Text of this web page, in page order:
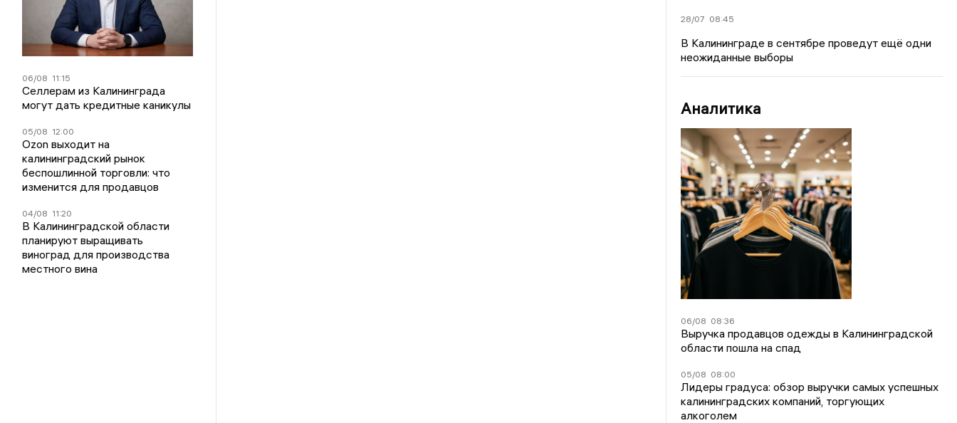
06/08 11:15
Селлерам из Калининграда
могут дать кредитные каникулы
05/08 12:00
Ozon выходит на
калининградский рынок
беспошлинной торговли: что
изменится для продавцов
04/08 11:20
В Калининградской области
планируют выращивать
виноград для производства
местного вина
28/07 08:45
В Калининграде в сентябре проведут ещё одни
неожиданные выборы
Аналитика
06/08 08:36
Выручка продавцов одежды в Калининградской
области пошла на спад
05/08 08:00
Лидеры градуса: обзор выручки самых успешных
калининградских компаний, торгующих
алкоголем